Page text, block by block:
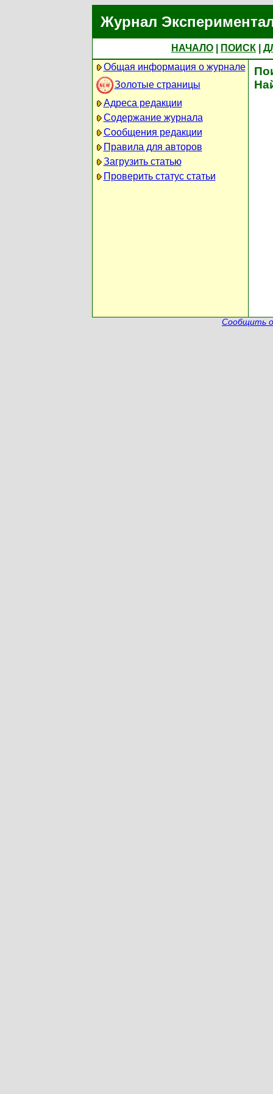
Журнал
НАЧАЛО ПОИСК
Общая информация о журнале
Золотые страницы
Адреса редакции
Содержание журнала
Сообщения редакции
Правила для авторов
Загрузить статью
Проверить статус статьи
Сообщить о